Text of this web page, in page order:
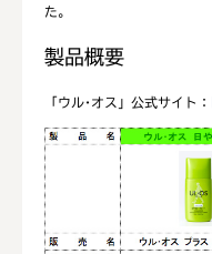
た。
製品概要
「ウル･オス」公式サイト：